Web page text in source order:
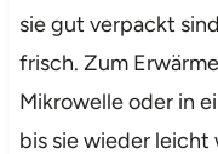
sie gut verpackt
frisch. Zum
Mikrowelle oder in
bis sie wieder leicht